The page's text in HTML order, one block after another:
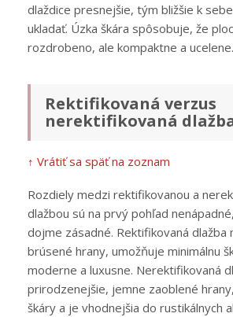
dlaždice presnejšie, tým bližšie k
ukladať. Úzka škára spôsobuje, že
rozdrobeno, ale kompaktne a ucelene.
Rektifikovaná verzus
nerektifikovaná
↑ Vrátiť sa späť na zoznam
Rozdiely medzi rektifikovanou a
dlažbou sú na prvý pohľad
dojme zásadné. Rektifikovaná dlažba
brúsené hrany, umožňuje minimálnu
moderne a luxusne. Nerektifikovaná
prirodzenejšie, jemne zaoblené
škáry a je vhodnejšia do rustikálnych